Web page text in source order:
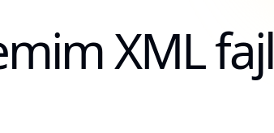
XML fajl